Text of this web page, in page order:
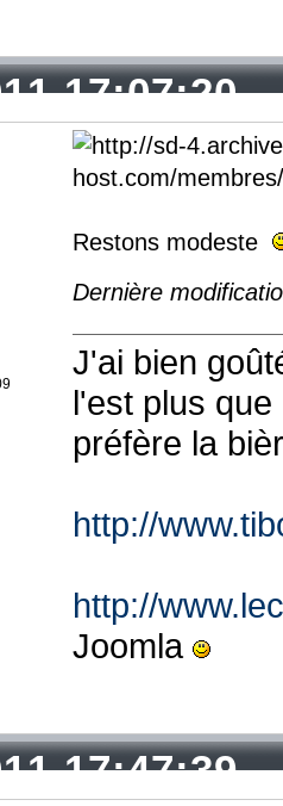
17:07:20
Restons modeste
Dernière
J'ai bien
l'est plus
préfère la
http://
http://
Joomla
17:47:39